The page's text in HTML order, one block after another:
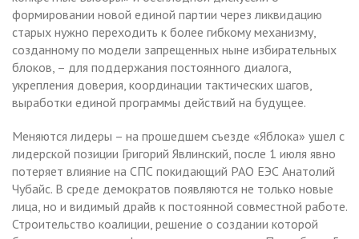
формировании новой единой партии через ликвидацию
старых нужно переходить к более гибкому механизму,
созданному по модели запрещенных ныне избирательных
блоков, – для поддержания постоянного диалога,
укрепления доверия, координации тактических шагов,
выработки единой программы действий на будущее.
Меняются лидеры – на прошедшем съезде «Яблока» ушел с
лидерской позиции Григорий Явлинский, после 1 июля явно
потеряет влияние на СПС покидающий РАО ЕЭС Анатолий
Чубайс. В среде демократов появляются не только новые
лица, но и видимый драйв к постоянной совместной работе.
Строительство коалиции, решение о создании которой